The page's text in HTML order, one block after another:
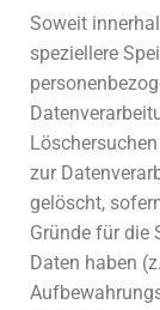
Soweit
speziellere
zur
gelöscht,
Gründe für die
Daten haben